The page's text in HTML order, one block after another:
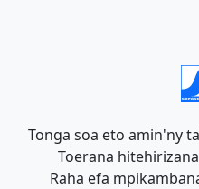
Tonga soa eto amin'ny
Toerana
Raha efa